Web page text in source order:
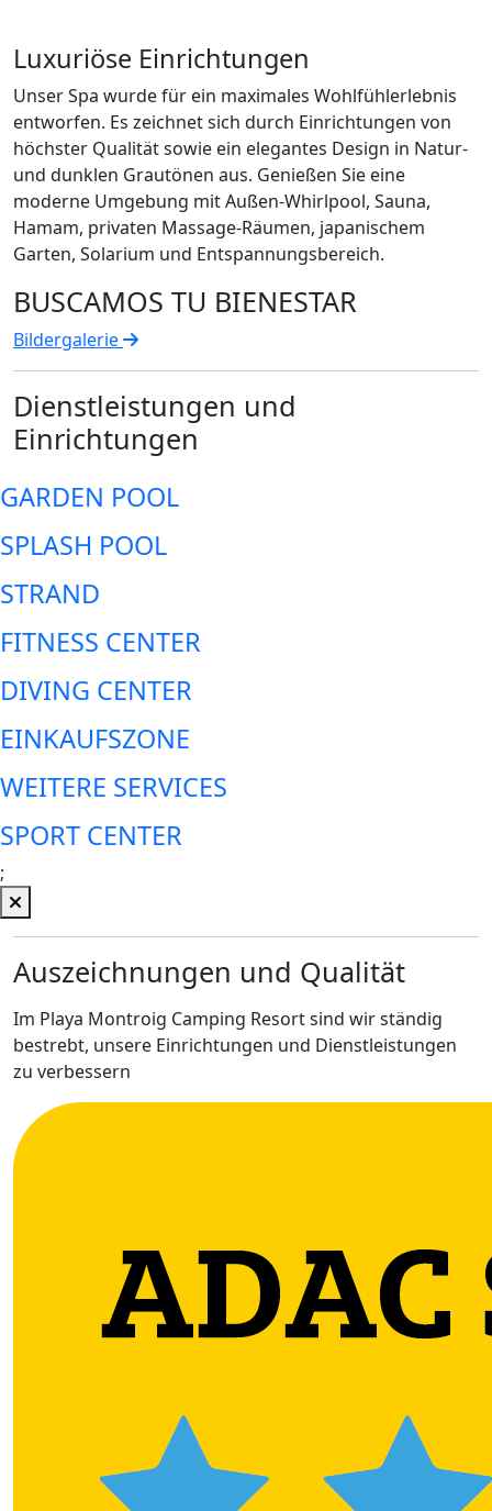
Luxuriöse Einrichtungen
Unser Spa wurde für ein maximales Wohlfühlerlebnis
entworfen. Es zeichnet sich durch Einrichtungen von
höchster Qualität sowie ein elegantes Design in Natur-
und dunklen Grautönen aus. Genießen Sie eine
moderne Umgebung mit Außen-Whirlpool, Sauna,
Hamam, privaten Massage-Räumen, japanischem
Garten, Solarium und Entspannungsbereich.
BUSCAMOS TU BIENESTAR
Bildergalerie
Dienstleistungen und
Einrichtungen
GARDEN POOL
SPLASH POOL
STRAND
FITNESS CENTER
DIVING CENTER
EINKAUFSZONE
WEITERE SERVICES
SPORT CENTER
;
Auszeichnungen und Qualität
Im Playa Montroig Camping Resort sind wir ständig
bestrebt, unsere Einrichtungen und Dienstleistungen
zu verbessern